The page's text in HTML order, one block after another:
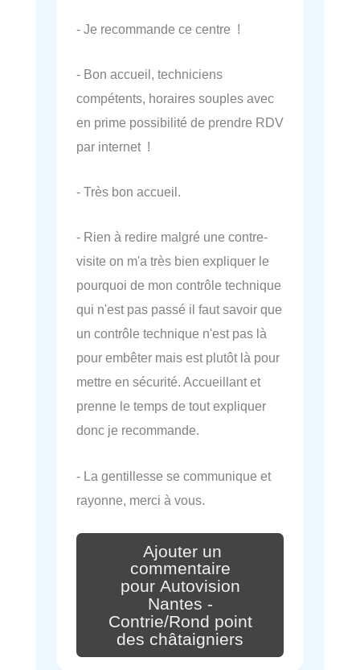
- Je recommande ce centre !
- Bon accueil, techniciens
compétents, horaires souples avec
en prime possibilité de prendre RDV
par internet !
- Très bon accueil.
- Rien à redire malgré une contre-
visite on m'a très bien expliquer le
pourquoi de mon contrôle technique
qui n'est pas passé il faut savoir que
un contrôle technique n'est pas là
pour embêter mais est plutôt là pour
mettre en sécurité. Accueillant et
prenne le temps de tout expliquer
donc je recommande.
- La gentillesse se communique et
rayonne, merci à vous.
Ajouter un
commentaire
pour Autovision
Nantes -
Contrie/Rond point
des châtaigniers